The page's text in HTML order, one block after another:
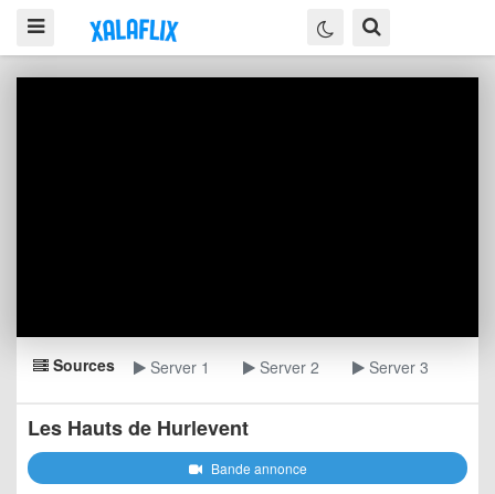
Sources Server 1 Server 2 Server 3
Les Hauts de Hurlevent
Bande annonce